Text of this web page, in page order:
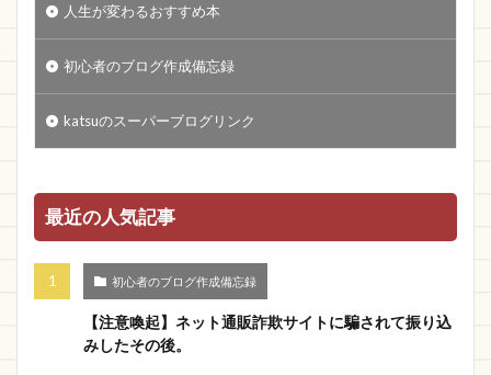
人生が変わるおすすめ本
初心者のブログ作成備忘録
katsuのスーパーブログリンク
最近の人気記事
初心者のブログ作成備忘録
【注意喚起】ネット通販詐欺サイトに騙されて振り込
みしたその後。